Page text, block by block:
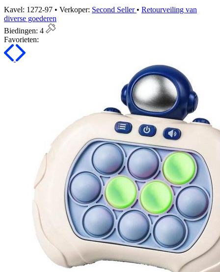
Kavel: 1272-97 • Verkoper: Second Seller • Retourveiling van
diverse goederen
Biedingen: 4
Favorieten: